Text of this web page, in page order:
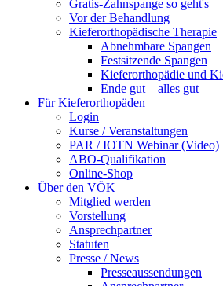
Gratis-Zahnspange so geht's
Vor der Behandlung
Kieferorthopädische Therapie
Abnehmbare Spangen
Festsitzende Spangen
Kieferorthopädie und
Ende gut – alles gut
Für Kieferorthopäden
Login
Kurse / Veranstaltungen
PAR / IOTN Webinar (Video)
ABO-Qualifikation
Online-Shop
Über den VÖK
Mitglied werden
Vorstellung
Ansprechpartner
Statuten
Presse / News
Presseaussendungen